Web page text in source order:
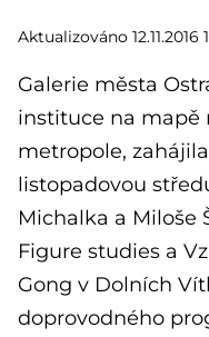
Aktualizováno 12.11.2016
Galerie města
instituce na mapě
metropole,
listopadovou
Michalka a Miloše
Figure studies a
Gong v Dolních
doprovodného